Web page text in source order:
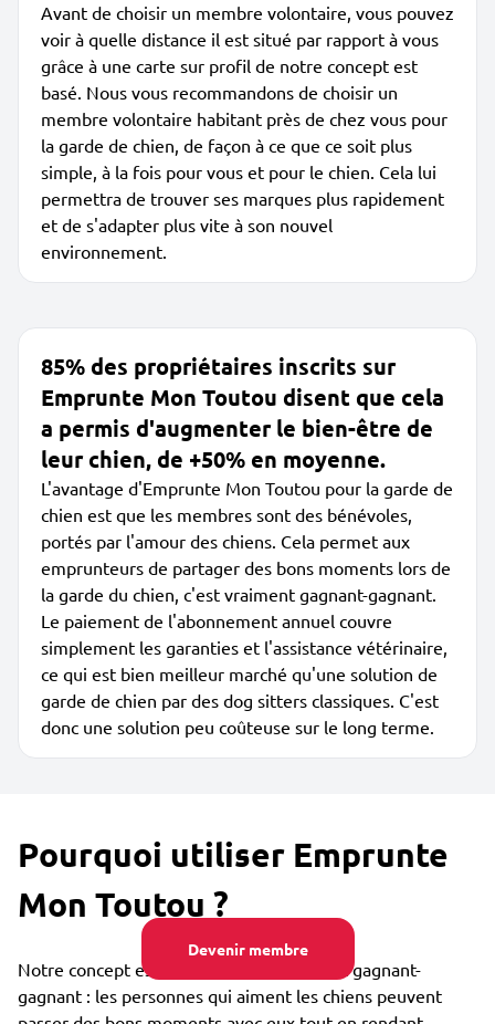
Devenir membre
Avant de choisir un membre volontaire, vous pouvez
voir à quelle distance il est situé par rapport à vous
grâce à une carte sur profil de notre concept est
basé. Nous vous recommandons de choisir un
membre volontaire habitant près de chez vous pour
la garde de chien, de façon à ce que ce soit plus
simple, à la fois pour vous et pour le chien. Cela lui
permettra de trouver ses marques plus rapidement
et de s'adapter plus vite à son nouvel
environnement.
85% des propriétaires inscrits sur
Emprunte Mon Toutou disent que cela
a permis d'augmenter le bien-être de
leur chien, de +50% en moyenne.
L'avantage d'Emprunte Mon Toutou pour la garde de
chien est que les membres sont des bénévoles,
portés par l'amour des chiens. Cela permet aux
emprunteurs de partager des bons moments lors de
la garde du chien, c'est vraiment gagnant-gagnant.
Le paiement de l'abonnement annuel couvre
simplement les garanties et l'assistance vétérinaire,
ce qui est bien meilleur marché qu'une solution de
garde de chien par des dog sitters classiques. C'est
donc une solution peu coûteuse sur le long terme.
Pourquoi utiliser Emprunte
Mon Toutou ?
Notre concept est collaboratif et vraiment gagnant-
gagnant : les personnes qui aiment les chiens peuvent